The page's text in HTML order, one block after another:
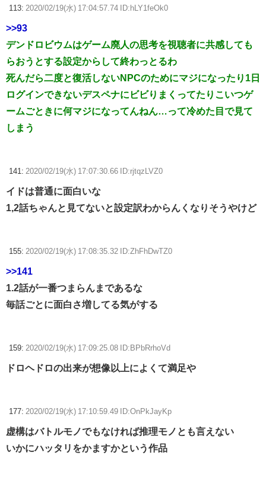
113: 2020/02/19(水) 17:04:57.74 ID:hLY1feOk0
>>93
デンドロビウムはゲーム廃人の思考を視聴者に共感しても
らおうとする設定からして終わっとるわ
死んだら二度と復活しないNPCのためにマジになったり1日
ログインできないデスペナにビビりまくってたりこいつゲ
ームごときに何マジになってんねん…って冷めた目で見て
しまう
141: 2020/02/19(水) 17:07:30.66 ID:rjtqzLVZ0
イドは普通に面白いな
1,2話ちゃんと見てないと設定訳わからんくなりそうやけど
155: 2020/02/19(水) 17:08:35.32 ID:ZhFhDwTZ0
>>141
1.2話が一番つまらんまであるな
毎話ごとに面白さ増してる気がする
159: 2020/02/19(水) 17:09:25.08 ID:BPbRrhoVd
ドロヘドロの出来が想像以上によくて満足や
177: 2020/02/19(水) 17:10:59.49 ID:OnPkJayKp
虚構はバトルモノでもなければ推理モノとも言えない
いかにハッタリをかますかという作品